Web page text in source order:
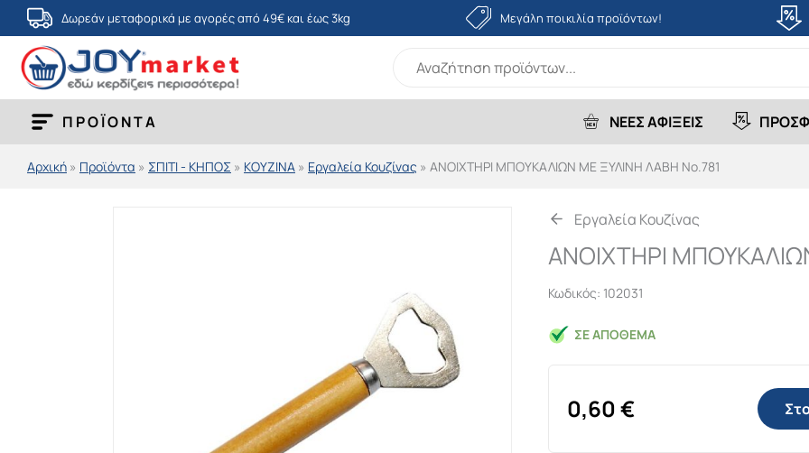
Μετάβαση
στο
περιεχόμενο
Δωρεάν μεταφορικά με αγορές από 49€ και έως 3kg Μεγάλη ποικιλία προϊόντων!
ΠΡΟΪΟΝΤΑ ΝΕΕΣ ΑΦΙΞΕΙΣ
Αρχική » Προϊόντα » ΣΠΙΤΙ - ΚΗΠΟΣ » ΚΟΥΖΙΝΑ » Εργαλεία Κουζίνας » ΑΝΟΙΧΤΗΡΙ ΜΠΟΥΚΑΛΙΩΝ ΜΕ ΞΥΛΙΝΗ ΛΑΒΗ Νο.781
Εργαλεία Κουζίνας
ΑΝΟΙΧΤΗΡΙ
Κωδικός: 102031
ΣΕ ΑΠΌΘΕΜΑ
0,60€